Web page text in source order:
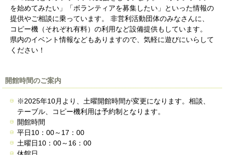
を始めてみたい」「ボランティアを募集したい」といった情報の
提供やご相談に乗っています。 非営利活動団体のみなさんに、
コピー機（それぞれ有料）の利用など設備提供もしています。
県内のイベント情報などもありますので、気軽に遊びにいらして
ください！
開館時間のご案内
※2025年10月より、土曜開館時間が変更になります。相談、
テーブル、コピー機利用は予約制となります。
開館時間
平日10：00～17：00
土曜日10：00～16：00
休館日